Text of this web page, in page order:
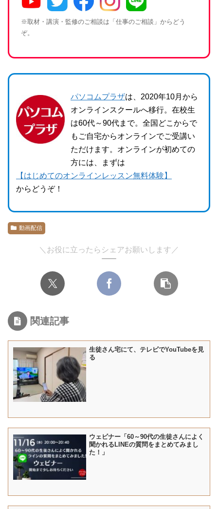
※取材・講演・監修のご相談は「仕事のご相談」からどう
ぞ。
パソコムプラザは、2020年10月から
オンラインスクールへ移行。在校生
は60代～90代まで。全国どこからで
もご自宅からオンラインでご受講い
ただけます。オンラインが初めての
方には、まずは
【はじめてのオンラインレッスン無料体験】
からどうぞ！
動画配信
＼お役に立ったらシェアお願いします／
関連記事
生徒さん宅にて、テレビでYouTubeを見
る
ウェビナー「60～90代の生徒さんによく
聞かれるLINEの質問をまとめてみまし
た！」